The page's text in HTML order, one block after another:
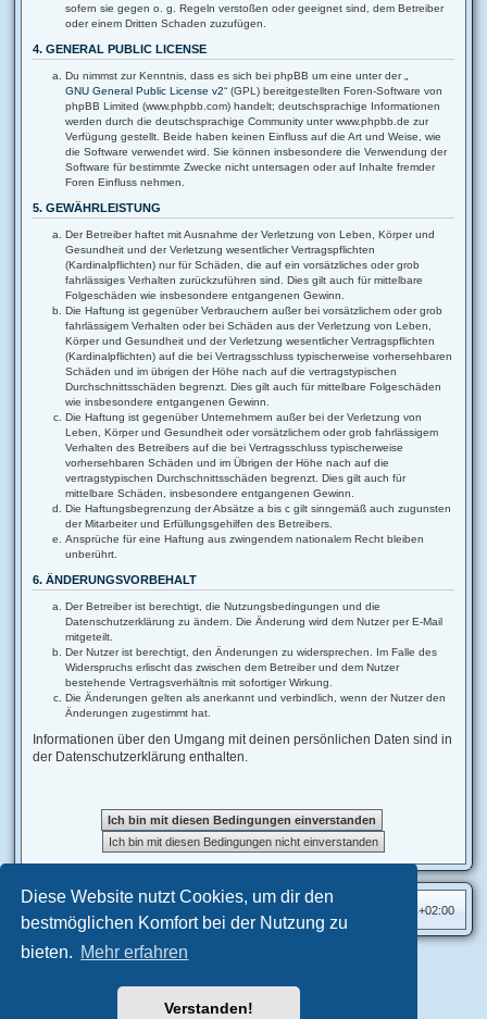
Diese Website nutzt Cookies, um dir den
bestmöglichen Komfort bei der Nutzung zu
bieten. Mehr erfahren
Verstanden!
sofern sie gegen o. g. Regeln verstoßen oder geeignet sind, dem Betreiber
oder einem Dritten Schaden zuzufügen.
4. GENERAL PUBLIC LICENSE
Du nimmst zur Kenntnis, dass es sich bei phpBB um eine unter der „
GNU General Public License v2“ (GPL) bereitgestellten Foren-Software von
phpBB Limited (www.phpbb.com) handelt; deutschsprachige Informationen
werden durch die deutschsprachige Community unter www.phpbb.de zur
Verfügung gestellt. Beide haben keinen Einfluss auf die Art und Weise, wie
die Software verwendet wird. Sie können insbesondere die Verwendung der
Software für bestimmte Zwecke nicht untersagen oder auf Inhalte fremder
Foren Einfluss nehmen.
5. GEWÄHRLEISTUNG
Der Betreiber haftet mit Ausnahme der Verletzung von Leben, Körper und
Gesundheit und der Verletzung wesentlicher Vertragspflichten
(Kardinalpflichten) nur für Schäden, die auf ein vorsätzliches oder grob
fahrlässiges Verhalten zurückzuführen sind. Dies gilt auch für mittelbare
Folgeschäden wie insbesondere entgangenen Gewinn.
Die Haftung ist gegenüber Verbrauchern außer bei vorsätzlichem oder grob
fahrlässigem Verhalten oder bei Schäden aus der Verletzung von Leben,
Körper und Gesundheit und der Verletzung wesentlicher Vertragspflichten
(Kardinalpflichten) auf die bei Vertragsschluss typischerweise vorhersehbaren
Schäden und im übrigen der Höhe nach auf die vertragstypischen
Durchschnittsschäden begrenzt. Dies gilt auch für mittelbare Folgeschäden
wie insbesondere entgangenen Gewinn.
Die Haftung ist gegenüber Unternehmern außer bei der Verletzung von
Leben, Körper und Gesundheit oder vorsätzlichem oder grob fahrlässigem
Verhalten des Betreibers auf die bei Vertragsschluss typischerweise
vorhersehbaren Schäden und im Übrigen der Höhe nach auf die
vertragstypischen Durchschnittsschäden begrenzt. Dies gilt auch für
mittelbare Schäden, insbesondere entgangenen Gewinn.
Die Haftungsbegrenzung der Absätze a bis c gilt sinngemäß auch zugunsten
der Mitarbeiter und Erfüllungsgehilfen des Betreibers.
Ansprüche für eine Haftung aus zwingendem nationalem Recht bleiben
unberührt.
6. ÄNDERUNGSVORBEHALT
Der Betreiber ist berechtigt, die Nutzungsbedingungen und die
Datenschutzerklärung zu ändern. Die Änderung wird dem Nutzer per E-Mail
mitgeteilt.
Der Nutzer ist berechtigt, den Änderungen zu widersprechen. Im Falle des
Widerspruchs erlischt das zwischen dem Betreiber und dem Nutzer
bestehende Vertragsverhältnis mit sofortiger Wirkung.
Die Änderungen gelten als anerkannt und verbindlich, wenn der Nutzer den
Änderungen zugestimmt hat.
Informationen über den Umgang mit deinen persönlichen Daten sind in
der Datenschutzerklärung enthalten.
UTC+02:00
Powered byphpBB® Forum Software © phpBB Limited
Deutsche Übersetzung durch